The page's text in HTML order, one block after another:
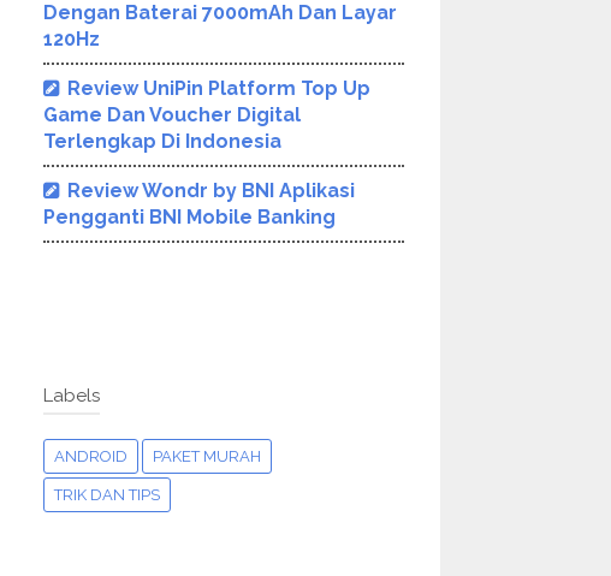
Dengan Baterai 7000mAh Dan Layar
120Hz
Review UniPin Platform Top Up
Game Dan Voucher Digital
Terlengkap Di Indonesia
Review Wondr by BNI Aplikasi
Pengganti BNI Mobile Banking
Labels
ANDROID PAKET MURAH
TRIK DAN TIPS